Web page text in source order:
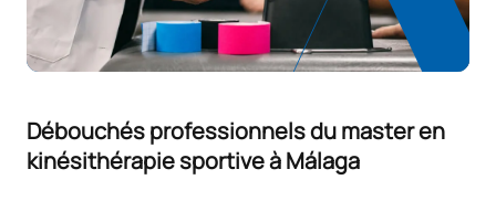
Débouchés professionnels du master en
kinésithérapie sportive à Málaga